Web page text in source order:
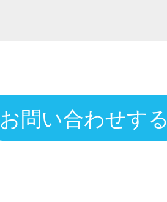
お問い合わせする